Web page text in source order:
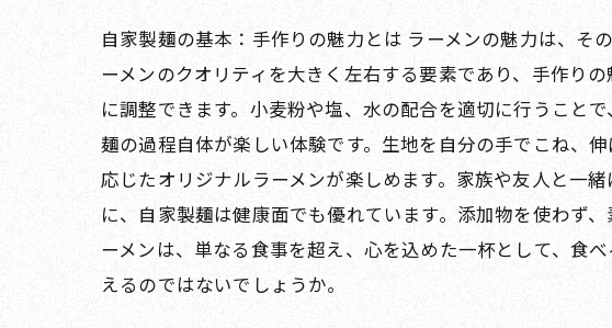
自家製麺の基本：手作りの魅力とは ラーメンの魅力は、そ
ーメンのクオリティを大きく左右する要素であり、手作り
に調整できます。小麦粉や塩、水の配合を適切に行うこと
麺の過程自体が楽しい体験です。生地を自分の手でこね、
応じたオリジナルラーメンが楽しめます。家族や友人と一
に、自家製麺は健康面でも優れています。添加物を使わず
ーメンは、単なる食事を超え、心を込めた一杯として、食
えるのではないでしょうか。